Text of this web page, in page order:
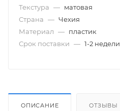
Текстура — матовая
Страна — Чехия
Материал — пластик
Срок поставки — 1-2 недели.
ОПИСАНИЕ ОТЗЫВЫ